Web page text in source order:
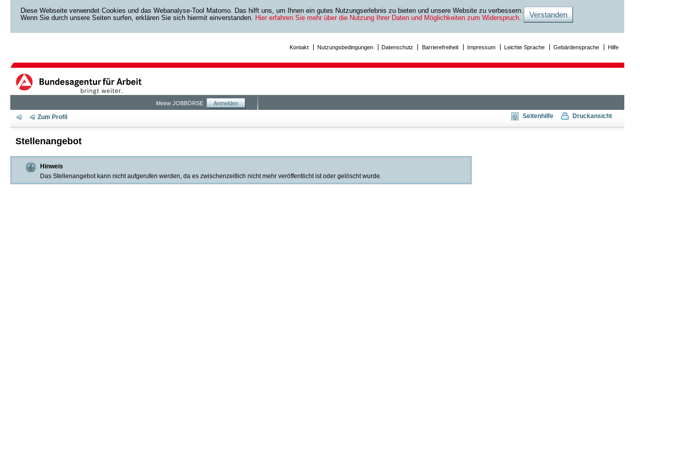
Diese Webseite verwendet Cookies und das Webanalyse-Tool Matomo. Das hilft uns, um Ihnen ein gutes Nutzungserlebnis zu bieten und unsere Website zu verbessern.
Wenn Sie durch unsere Seiten surfen, erklären Sie sich hiermit einverstanden. Hier erfahren Sie mehr über die Nutzung Ihrer Daten und Möglichkeiten zum Widerspruch.
Kontakt Nutzungsbedingungen Datenschutz Barrierefreiheit Impressum Leichte Sprache Gebärdensprache Hilfe
Meine JOBBÖRSE Anmelden
Zum Profil Seitenhilfe Druckansicht
Stellenangebot
Hinweis
Das Stellenangebot kann nicht aufgerufen werden, da es zwischenzeitlich nicht mehr veröffentlicht ist oder gelöscht wurde.